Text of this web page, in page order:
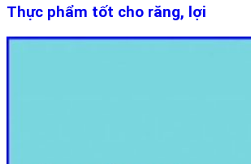
Thực phẩm tốt cho răng, lợi